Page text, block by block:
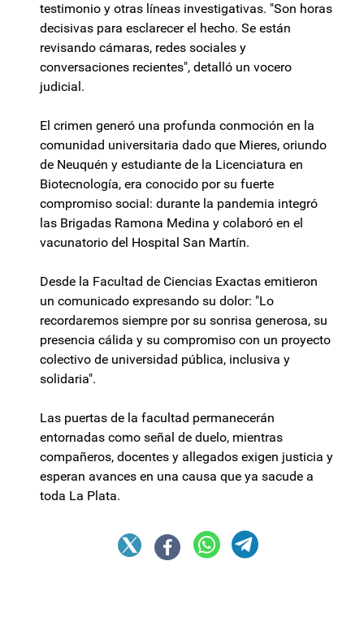
testimonio y otras líneas investigativas. "Son horas
decisivas para esclarecer el hecho. Se están
revisando cámaras, redes sociales y
conversaciones recientes", detalló un vocero
judicial.
El crimen generó una profunda conmoción en la
comunidad universitaria dado que Mieres, oriundo
de Neuquén y estudiante de la Licenciatura en
Biotecnología, era conocido por su fuerte
compromiso social: durante la pandemia integró
las Brigadas Ramona Medina y colaboró en el
vacunatorio del Hospital San Martín.
Desde la Facultad de Ciencias Exactas emitieron
un comunicado expresando su dolor: "Lo
recordaremos siempre por su sonrisa generosa, su
presencia cálida y su compromiso con un proyecto
colectivo de universidad pública, inclusiva y
solidaria".
Las puertas de la facultad permanecerán
entornadas como señal de duelo, mientras
compañeros, docentes y allegados exigen justicia y
esperan avances en una causa que ya sacude a
toda La Plata.